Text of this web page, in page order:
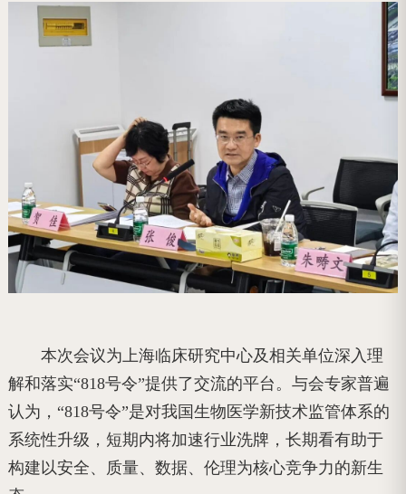
本次会议为上海临床研究中心及相关单位深入理
解和落实“818号令”提供了交流的平台。与会专家普遍
认为，“818号令”是对我国生物医学新技术监管体系的
系统性升级，短期内将加速行业洗牌，长期看有助于
构建以安全、质量、数据、伦理为核心竞争力的新生